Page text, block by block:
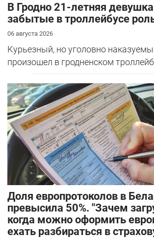
В Гродно 21-летняя
забытые в троллейбусе
06 августа 2026
Курьезный, но уголовно
произошел в гродненском
Доля европротоколов в
превысила 50%. "Зачем
когда можно оформить
ехать разбираться в